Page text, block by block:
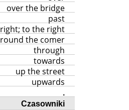
over the bridge
past
right; to the right
round the comer
through
towards
up the street
upwards
.
Czasowniki